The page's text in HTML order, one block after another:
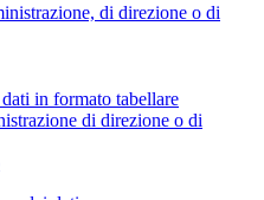
di direzione o di
in formato tabellare
di direzione o di